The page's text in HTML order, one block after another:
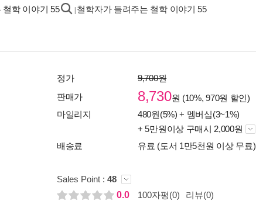
학 이야기 55 철학자가 들려주는 철학 이야기 55
정가
9,700원
판매가
8,730원 (10%, 970원 할인)
마일리지
480원(5%) + 멤버십(3~1%)
+ 5만원이상 구매시 2,000원
배송료
유료 (도서 1만5천원 이상 무료)
Sales Point : 48
0.0
100자평(0) 리뷰(0)